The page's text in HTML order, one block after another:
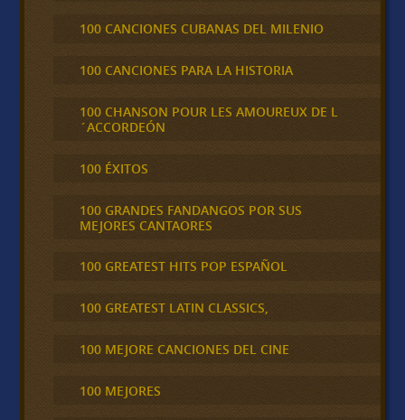
100 CANCIONES CUBANAS DEL MILENIO
100 CANCIONES PARA LA HISTORIA
100 CHANSON POUR LES AMOUREUX DE L
´ACCORDEÓN
100 ÉXITOS
100 GRANDES FANDANGOS POR SUS
MEJORES CANTAORES
100 GREATEST HITS POP ESPAÑOL
100 GREATEST LATIN CLASSICS,
100 MEJORE CANCIONES DEL CINE
100 MEJORES